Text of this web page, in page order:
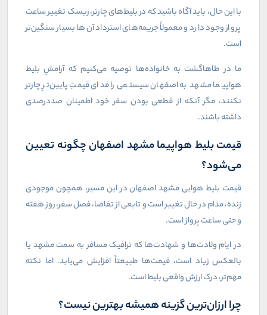
با این حال، باید آگاه باشید که در بلیط‌های چارتر، ریسک تغییر ساعت
پرواز وجود دارد و معمولاً جریمه‌های استرداد آن‌ها بسیار سنگین‌تر
است.
ما در طاهاگشت به خانواده‌ها توصیه می‌کنیم که آرامشِ بلیط
هواپیما مشهد به اصفهان سیستمی را فدای قیمتِ پایین‌ترِ چارتر
نکنند، مگر آنکه از قطعی بودن سفر خود اطمینان صددرصدی
داشته باشند.
قیمت بلیط هواپیما مشهد اصفهان چگونه تعیین
می‌شود؟
قیمت بلیط هوایی مشهد اصفهان در این مسیر، همچون موجودی
زنده، مدام در حال تغییر است و تابعی از تقاضا، فصل سفر، روز هفته
و حتی ساعت پرواز است.
در ایام ولادت‌ها و شهادت‌ها که ترافیک مسافر به سمت مشهد یا
بالعکس زیاد است، قیمت‌ها طبیعتاً افزایش می‌یابد. اما نکته
مهم‌تر، درک ارزش واقعی بلیط است.
چرا ارزان‌ترین گزینه همیشه بهترین نیست؟